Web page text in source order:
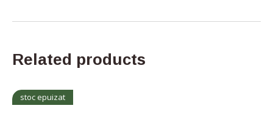
Related products
stoc epuizat